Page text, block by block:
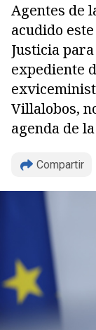
Agentes de
acudido
Justicia
expediente
Villalobos,
agenda de
Compartir
Copiar